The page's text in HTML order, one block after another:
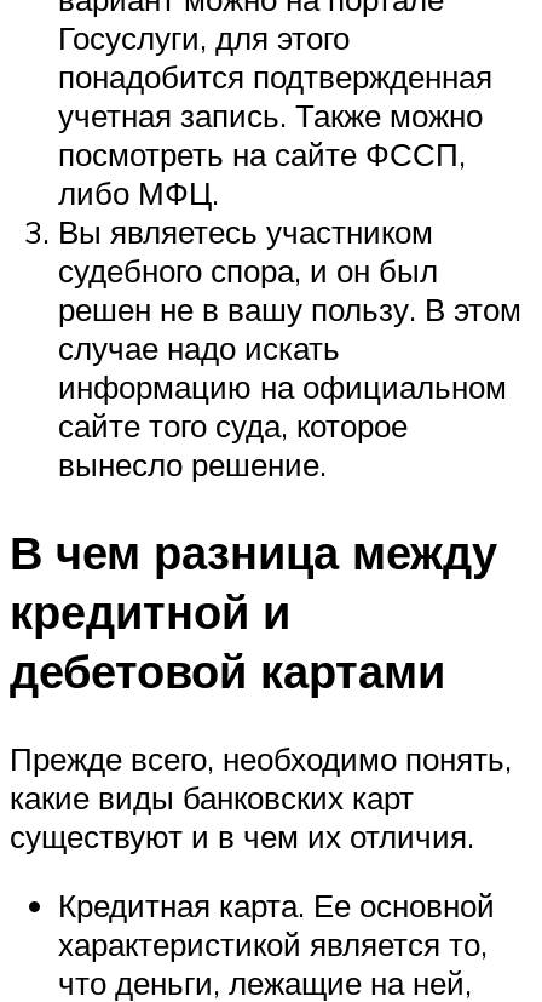
Госуслуги, для этого
понадобится подтвержденная
учетная запись. Также можно
посмотреть на сайте ФССП,
либо МФЦ.
Вы являетесь участником
судебного спора, и он был
решен не в вашу пользу. В этом
случае надо искать
информацию на официальном
сайте того суда, которое
вынесло решение.
В чем разница между
кредитной и
дебетовой картами
Прежде всего, необходимо понять,
какие виды банковских карт
существуют и в чем их отличия.
Кредитная карта. Ее основной
характеристикой является то,
что деньги, лежащие на ней,